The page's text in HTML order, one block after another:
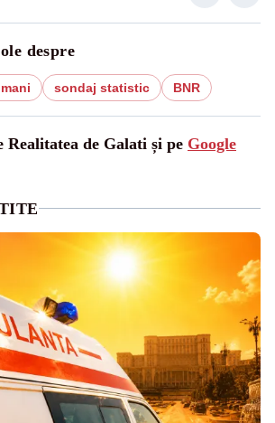
despre
sondaj statistic BNR
de Galati și pe Google